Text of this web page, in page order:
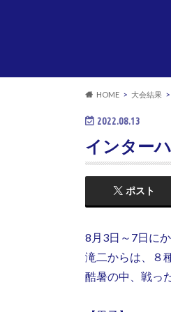
HOME 大会結果
2022.08.13
インター
ポスト
8月3日～7日に
滝二からは、８
酷暑の中、戦っ